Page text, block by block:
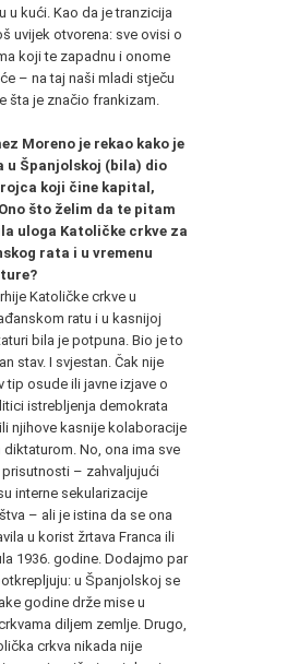
u kući. Kao da je tranzicija
uvijek otvorena: sve ovisi o
koji te zapadnu i onome
– na taj naši mladi stječu
šta je značio frankizam.
Moreno je rekao kako je
u Španjolskoj (bila) dio
koji čine kapital,
što želim da te pitam
uloga Katoličke crkve za
rata i u vremenu
Katoličke crkve u
ratu i u kasnijoj
bila je potpuna. Bio je to
stav. I svjestan. Čak nije
tip osude ili javne izjave o
istrebljenja demokrata
njihove kasnije kolaboracije
No, ona ima sve
– zahvaljujući
interne sekularizacije
– ali je istina da se ona
u korist žrtava Franca ili
1936. godine. Dodajmo par
u Španjolskoj se
godine drže mise u
diljem zemlje. Drugo,
crkva nikada nije